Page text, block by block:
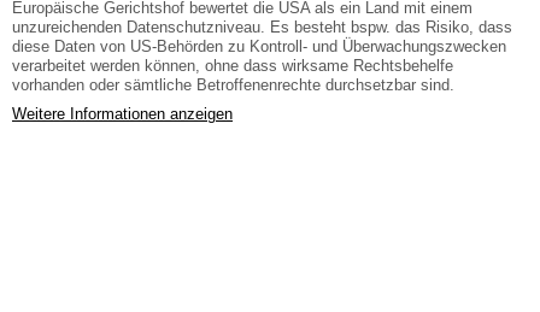
Land
Europäische Gerichtshof bewertet die USA als ein Land mit einem
unzureichenden Datenschutzniveau. Es besteht bspw. das Risiko, dass
diese Daten von US-Behörden zu Kontroll- und Überwachungszwecken
verarbeitet werden können, ohne dass wirksame Rechtsbehelfe
vorhanden oder sämtliche Betroffenenrechte durchsetzbar sind.
Weitere Informationen anzeigen